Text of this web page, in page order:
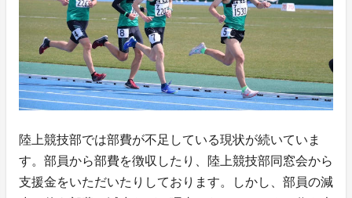
陸上競技部では部費が不足している現状が続いていま
す。部員から部費を徴収したり、陸上競技部同窓会から
支援金をいただいたりしております。しかし、部員の減